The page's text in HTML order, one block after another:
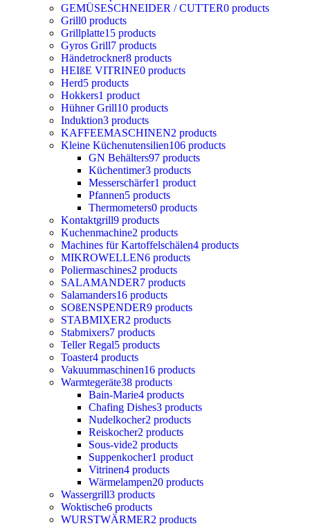
GEMÜSESCHNEIDER / CUTTER0 products
Grill0 products
Grillplatte15 products
Gyros Grill7 products
Händetrockner8 products
HEIßE VITRINE0 products
Herd5 products
Hokkers1 product
Hühner Grill10 products
Induktion3 products
KAFFEEMASCHINEN2 products
Kleine Küchenutensilien106 products
GN Behälters97 products
Küchentimer3 products
Messerschärfer1 product
Pfannen5 products
Thermometers0 products
Kontaktgrill9 products
Kuchenmachine2 products
Machines für Kartoffelschälen4 products
MIKROWELLEN6 products
Poliermaschines2 products
SALAMANDER7 products
Salamanders16 products
SOßENSPENDER9 products
STABMIXER2 products
Stabmixers7 products
Teller Regal5 products
Toaster4 products
Vakuummaschinen16 products
Warmtegeräte38 products
Bain-Marie4 products
Chafing Dishes3 products
Nudelkocher2 products
Reiskocher2 products
Sous-vide2 products
Suppenkocher1 product
Vitrinen4 products
Wärmelampen20 products
Wassergrill3 products
Woktische6 products
WURSTWÄRMER2 products